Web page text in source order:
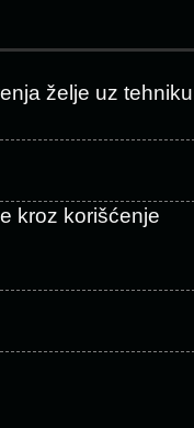
želje uz
kroz korišćenje